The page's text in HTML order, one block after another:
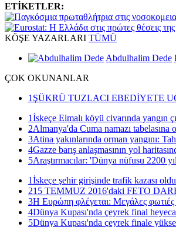
ETİKETLER:
KÖŞE YAZARLARI TÜMÜ
Abdulhalim Dede
ÇOK OKUNANLAR
1 ŞÜKRÜ TUZLACI EBEDİYETE
1İskeçe Elmalı köyü civarında yangın
2Almanya'da Cuma namazı tabelasına
3Atina yakınlarında orman yangını:
4Gazze barış anlaşmasının yol
5Araştırmacılar: 'Dünya nüfusu 2200
1İskeçe şehir girişinde trafik kazası oldu
215 TEMMUZ 2016'daki FETO
3Η Ευρώπη φλέγεται: Μεγάλες φωτιές
4Dünya Kupası'nda çeyrek final
5Dünya Kupası'nda çeyrek finale